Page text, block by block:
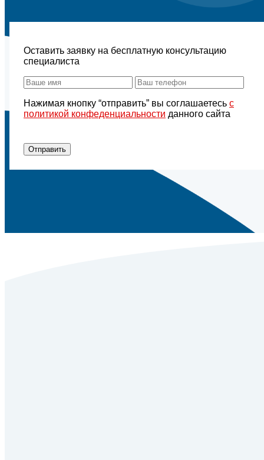
Оставить заявку на бесплатную консультацию
специалиста
Нажимая кнопку “отправить” вы соглашаетесь с
политикой конфеденциальности данного сайта
Отправить